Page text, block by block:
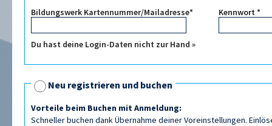
Bildungswerk Kartennummer/Mailadresse* Kennwort *
Du hast deine Login-Daten nicht zur Hand »
Neu registrieren und buchen
Vorteile beim Buchen mit Anmeldung:
Schneller buchen dank Übernahme deiner Voreinstellungen.